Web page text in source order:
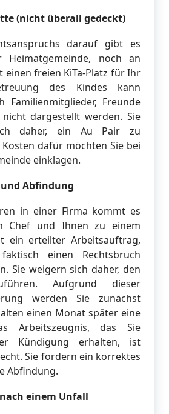
(nicht überall gedeckt)
darauf gibt es
noch an
freien KiTa-Platz für Ihr
des Kindes kann
Familienmitglieder, Freunde
dargestellt werden. Sie
daher, ein Au Pair zu
dafür möchten Sie bei
einklagen.
Abfindung
in einer Firma kommt es
Chef und Ihnen zu einem
ein erteilter Arbeitsauftrag,
einen Rechtsbruch
Sie weigern sich daher, den
Aufgrund dieser
werden Sie zunächst
einen Monat später eine
Arbeitszeugnis, das Sie
Kündigung erhalten, ist
Sie fordern ein korrektes
Abfindung.
einem Unfall